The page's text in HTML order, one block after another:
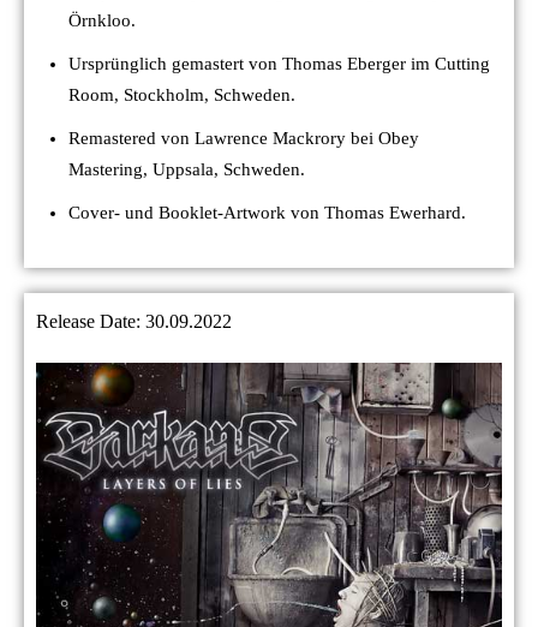
Örnkloo.
Ursprünglich gemastert von Thomas Eberger im Cutting
Room, Stockholm, Schweden.
Remastered von Lawrence Mackrory bei Obey
Mastering, Uppsala, Schweden.
Cover- und Booklet-Artwork von Thomas Ewerhard.
Release Date: 30.09.2022